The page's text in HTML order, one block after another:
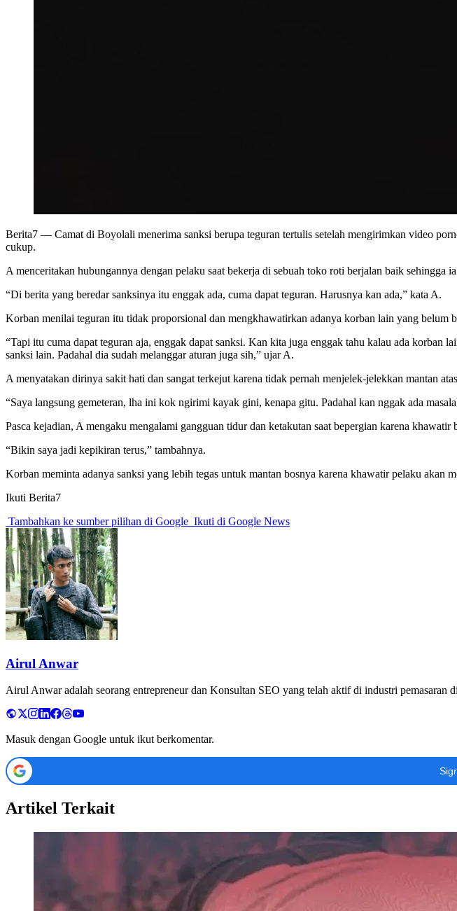
Berita7 — Camat di Boyolali menerima sanksi berupa teguran tertulis setelah mengirimkan video
cukup.
A menceritakan hubungannya dengan pelaku saat bekerja di sebuah toko roti berjalan baik sehingga
“Di berita yang beredar sanksinya itu enggak ada, cuma dapat teguran. Harusnya kan ada,” kata A.
Korban menilai teguran itu tidak proporsional dan mengkhawatirkan adanya korban lain yang belum
“Tapi itu cuma dapat teguran aja, enggak dapat sanksi. Kan kita juga enggak tahu kalau ada korban
sanksi lain. Padahal dia sudah melanggar aturan juga sih,” ujar A.
A menyatakan dirinya sakit hati dan sangat terkejut karena tidak pernah menjelek-jelekkan mantan
“Saya langsung gemeteran, lha ini kok ngirimi kayak gini, kenapa gitu. Padahal kan nggak ada
Pasca kejadian, A mengaku mengalami gangguan tidur dan ketakutan saat bepergian karena
“Bikin saya jadi kepikiran terus,” tambahnya.
Korban meminta adanya sanksi yang lebih tegas untuk mantan bosnya karena khawatir pelaku akan
Ikuti Berita7
Tambahkan ke sumber pilihan di Google Ikuti di Google News
Airul Anwar
Airul Anwar adalah seorang entrepreneur dan Konsultan SEO yang telah aktif di industri pemasaran
Masuk dengan Google untuk ikut berkomentar.
Artikel Terkait